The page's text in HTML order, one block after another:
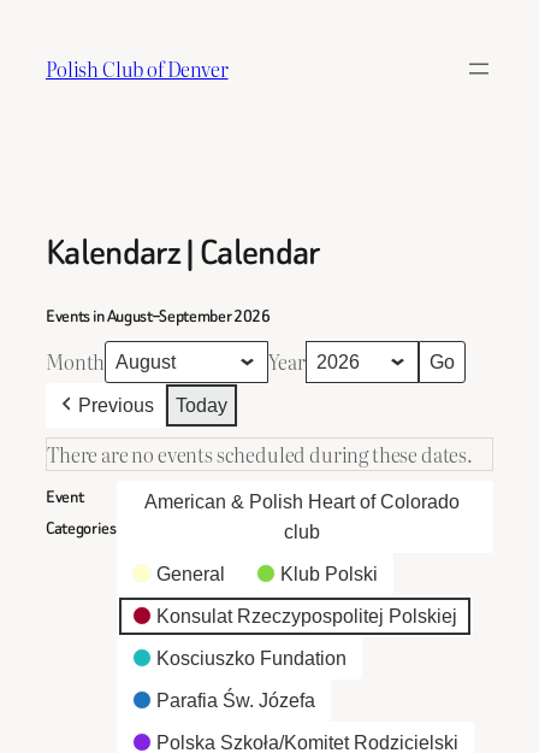
content
Polish Club of Denver
Kalendarz | Calendar
Events in August–September 2026
Month Year
Previous Today
There are no events scheduled during these dates.
Event
Categories
American & Polish Heart of Colorado
club
General Klub Polski
Konsulat Rzeczypospolitej Polskiej
Kosciuszko Fundation
Parafia Św. Józefa
Polska Szkoła/Komitet Rodzicielski